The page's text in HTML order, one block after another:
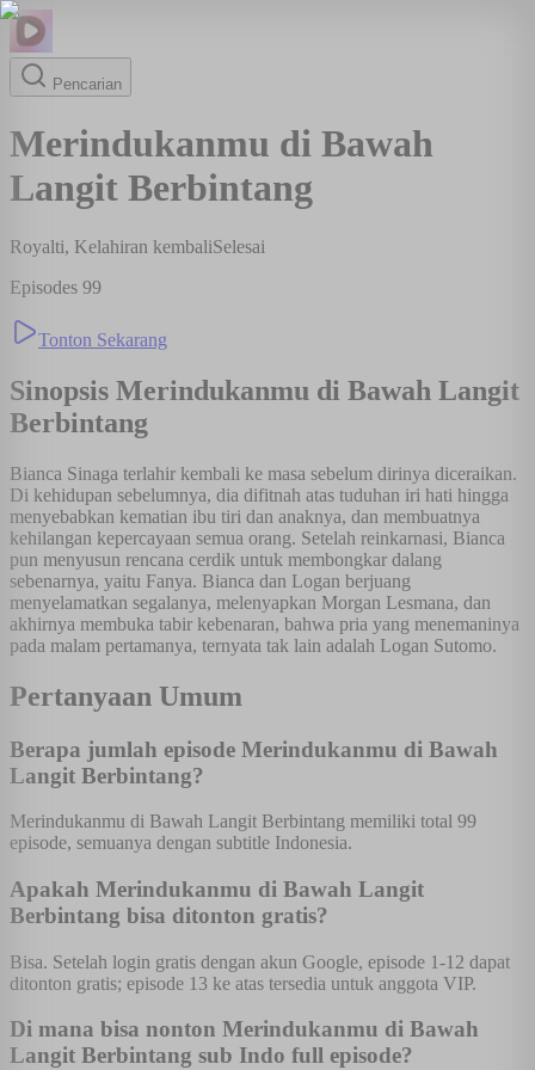
Pencarian
Merindukanmu di Bawah
Langit Berbintang
Royalti, Kelahiran kembaliSelesai
Episodes 99
Tonton Sekarang
Sinopsis Merindukanmu di Bawah Langit
Berbintang
Bianca Sinaga terlahir kembali ke masa sebelum dirinya diceraikan.
Di kehidupan sebelumnya, dia difitnah atas tuduhan iri hati hingga
menyebabkan kematian ibu tiri dan anaknya, dan membuatnya
kehilangan kepercayaan semua orang. Setelah reinkarnasi, Bianca
pun menyusun rencana cerdik untuk membongkar dalang
sebenarnya, yaitu Fanya. Bianca dan Logan berjuang
menyelamatkan segalanya, melenyapkan Morgan Lesmana, dan
akhirnya membuka tabir kebenaran, bahwa pria yang menemaninya
pada malam pertamanya, ternyata tak lain adalah Logan Sutomo.
Pertanyaan Umum
Berapa jumlah episode Merindukanmu di Bawah
Langit Berbintang?
Merindukanmu di Bawah Langit Berbintang memiliki total 99
episode, semuanya dengan subtitle Indonesia.
Apakah Merindukanmu di Bawah Langit
Berbintang bisa ditonton gratis?
Bisa. Setelah login gratis dengan akun Google, episode 1-12 dapat
ditonton gratis; episode 13 ke atas tersedia untuk anggota VIP.
Di mana bisa nonton Merindukanmu di Bawah
Langit Berbintang sub Indo full episode?